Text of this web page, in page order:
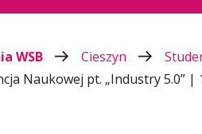
WSB Cieszyn
Naukowej pt. „Industry 5.0” |